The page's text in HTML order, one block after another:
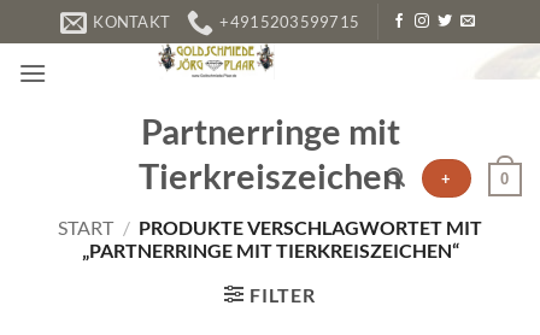
Inhalt
springen
KONTAKT +4915203599715
+ 0
Partnerringe mit
Tierkreiszeichen
START / PRODUKTE VERSCHLAGWORTET MIT
„PARTNERRINGE MIT TIERKREISZEICHEN“
FILTER